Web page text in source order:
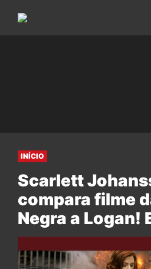
INÍCIO
Scarlett
compara filme
Negra a Logan!